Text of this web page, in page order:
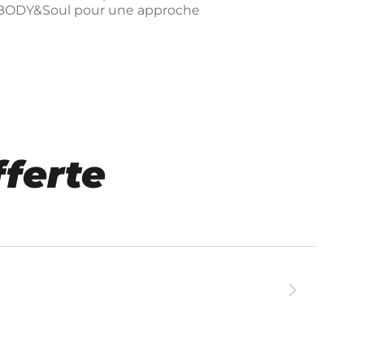
pour une approche